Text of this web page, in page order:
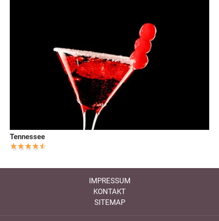
Tennessee
IMPRESSUM
KONTAKT
SITEMAP